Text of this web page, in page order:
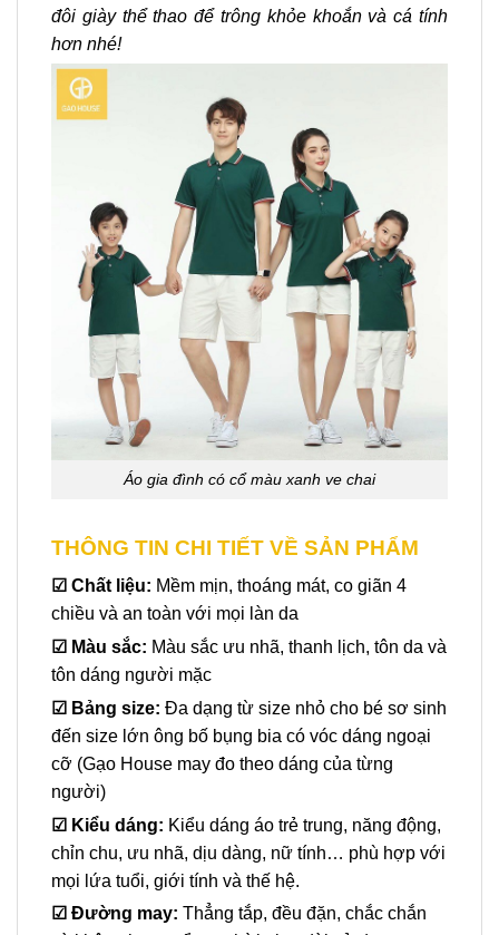
đôi giày thể thao để trông khỏe khoắn và cá tính
hơn nhé!
Áo gia đình có cổ màu xanh ve chai
THÔNG TIN CHI TIẾT VỀ SẢN PHẨM
☑ Chất liệu: Mềm mịn, thoáng mát, co giãn 4
chiều và an toàn với mọi làn da
☑ Màu sắc: Màu sắc ưu nhã, thanh lịch, tôn da và
tôn dáng người mặc
☑ Bảng size: Đa dạng từ size nhỏ cho bé sơ sinh
đến size lớn ông bố bụng bia có vóc dáng ngoại
cỡ (Gạo House may đo theo dáng của từng
người)
☑ Kiểu dáng: Kiểu dáng áo trẻ trung, năng động,
chỉn chu, ưu nhã, dịu dàng, nữ tính… phù hợp với
mọi lứa tuổi, giới tính và thế hệ.
☑ Đường may: Thẳng tắp, đều đặn, chắc chắn